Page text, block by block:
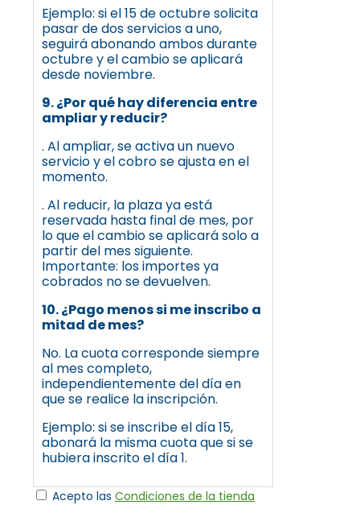
Ejemplo: si el 15 de octubre solicita
pasar de dos servicios a uno,
seguirá abonando ambos durante
octubre y el cambio se aplicará
desde noviembre.
9. ¿Por qué hay diferencia entre
ampliar y reducir?
. Al ampliar, se activa un nuevo
servicio y el cobro se ajusta en el
momento.
. Al reducir, la plaza ya está
reservada hasta final de mes, por
lo que el cambio se aplicará solo a
partir del mes siguiente.
Importante: los importes ya
cobrados no se devuelven.
10. ¿Pago menos si me inscribo a
mitad de mes?
No. La cuota corresponde siempre
al mes completo,
independientemente del día en
que se realice la inscripción.
Ejemplo: si se inscribe el día 15,
abonará la misma cuota que si se
hubiera inscrito el día 1.
Acepto las Condiciones de la tienda